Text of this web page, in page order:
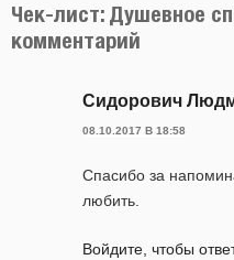
Чек-лист: Душевное
комментарий
Сидорович
08.10.2017 В 18:58
Спасибо за
любить.
Войдите, чтобы